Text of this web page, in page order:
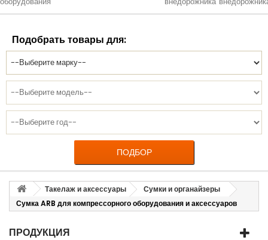
Подобрать товары для:
ПОДБОР
Такелаж и аксессуары
Сумки и органайзеры
Сумка ARB для компрессорного оборудования и аксессуаров
ПРОДУКЦИЯ